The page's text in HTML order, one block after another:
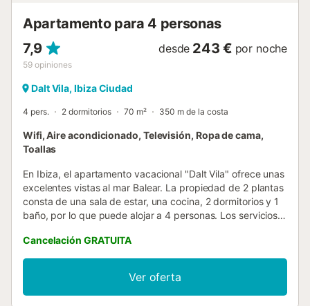
Apartamento para 4 personas
7,9
59 opiniones
desde 243 € por noche
Dalt Vila, Ibiza Ciudad
4 pers. 2 dormitorios 70 m² 350 m de la costa
Wifi, Aire acondicionado, Televisión, Ropa de cama,
Toallas
En Ibiza, el apartamento vacacional "Dalt Vila" ofrece unas
excelentes vistas al mar Balear. La propiedad de 2 plantas
consta de una sala de estar, una cocina, 2 dormitorios y 1
baño, por lo que puede alojar a 4 personas. Los servicios
lavadora. Este alquiler de vacaciones ofrece una terraza
descubierta privada para relajarse por las tardes. El
cercano supermercado "Erosky" está a 3 minutos a pie por
la carretera "Via Punica", mientras que la plaza principal
"Vara de Rey" está a cinco minutos del apartamento y a
Cancelación GRATUITA
Ver oferta